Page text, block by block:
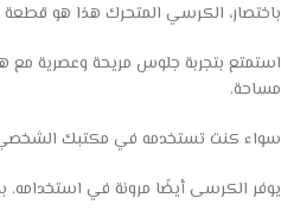
باختصار، الكرسي المتحرك هذا هو قطعة
استمتع بتجربة جلوس مريحة وعصرية مع
مساحة.
سواء كنت تستخدمه في مكتبك الشخصي
يوفر الكرسى أيضًا مرونة في استخدامه.